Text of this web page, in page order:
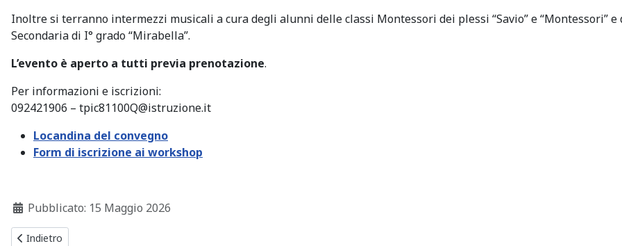
Inoltre si terranno intermezzi musicali a cura degli alunni delle classi Montessori dei plessi “Savio” e “Montessori”
Secondaria di I° grado “Mirabella”.
L’evento è aperto a tutti previa prenotazione.
Per informazioni e iscrizioni:
092421906 – tpic81100Q@istruzione.it
Locandina del convegno
Form di iscrizione ai workshop
Dettagli
Pubblicato: 15 Maggio 2026
Articolo precedente: CNR-ITD presente alla giornata di formazione "Tecnologie, relazioni e senso dell’educare nella scuola
Indietro